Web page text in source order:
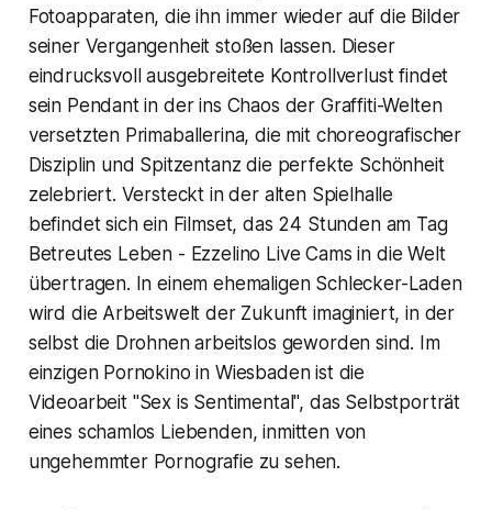
Fotoapparaten, die ihn immer wieder auf die Bilder
seiner Vergangenheit stoßen lassen. Dieser
eindrucksvoll ausgebreitete Kontrollverlust findet
sein Pendant in der ins Chaos der Graffiti-Welten
versetzten Primaballerina, die mit choreografischer
Disziplin und Spitzentanz die perfekte Schönheit
zelebriert. Versteckt in der alten Spielhalle
befindet sich ein Filmset, das 24 Stunden am Tag
Betreutes Leben - Ezzelino Live Cams in die Welt
übertragen. In einem ehemaligen Schlecker-Laden
wird die Arbeitswelt der Zukunft imaginiert, in der
selbst die Drohnen arbeitslos geworden sind. Im
einzigen Pornokino in Wiesbaden ist die
Videoarbeit"Sex is Sentimental", das Selbstporträt
eines schamlos Liebenden, inmitten von
ungehemmter Pornografie zu sehen.